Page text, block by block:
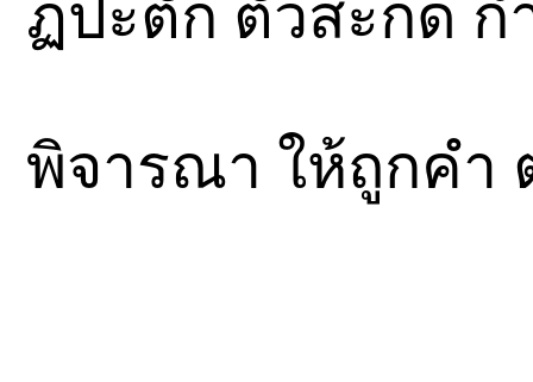
ฏปะตัก ตัวสะกด
พิจารณา ให้ถูกคำ